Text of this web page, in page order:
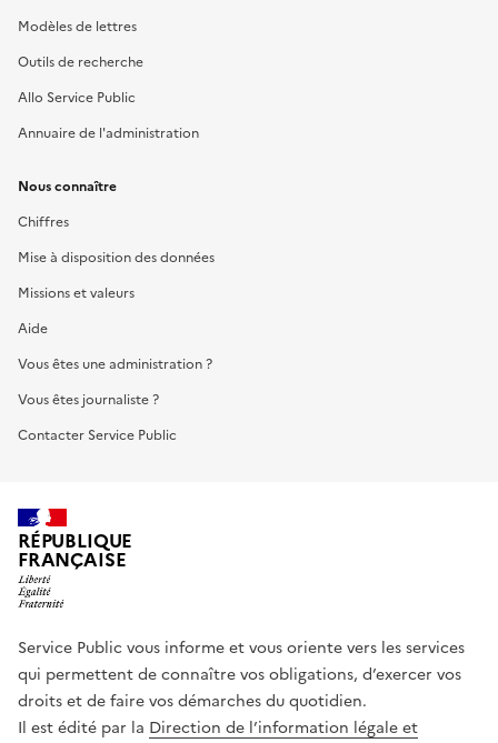
Modèles de lettres
Outils de recherche
Allo Service Public
Annuaire de l'administration
Nous connaître
Chiffres
Mise à disposition des données
Missions et valeurs
Aide
Vous êtes une administration ?
Vous êtes journaliste ?
Contacter Service Public
RÉPUBLIQUE
FRANÇAISE
Service Public vous informe et vous oriente vers les services
qui permettent de connaître vos obligations, d’exercer vos
droits et de faire vos démarches du quotidien.
Il est édité par la Direction de l’information légale et